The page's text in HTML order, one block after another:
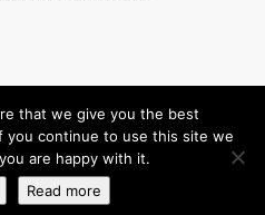
villes historiques Tous les droits
that we give you the best
you continue to use this site we
are happy with it.
Read more